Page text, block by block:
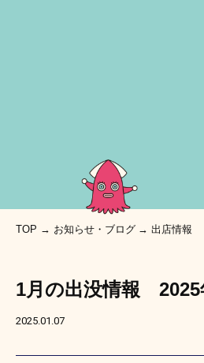
TOP お知らせ・ブログ 出店情報
1月の出没情報 2025
2025.01.07